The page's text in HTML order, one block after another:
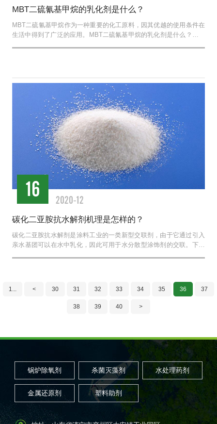
MBT二硫氰基甲烷的乳化剂是什么？
MBT二硫氰基甲烷作为一种重要的化工原料，因其优越的使用条件在
生活中得到了广泛的应用。MBT二硫氰基甲烷的乳化剂是什么？下面
2020-12
16
碳化二亚胺抗水解剂机理是怎样的？
碳化二亚胺抗水解剂是涂料工业的一类新型交联剂，由于它通过引入
亲水基团可以在水中乳化，因此可用于水分散型涂饰剂的交联。下面
1... < 30 31 32 33 34 35 36 37
38 39 40 >
锅炉除氧剂 杀菌灭藻剂 水处理药剂
金属还原剂 塑料助剂